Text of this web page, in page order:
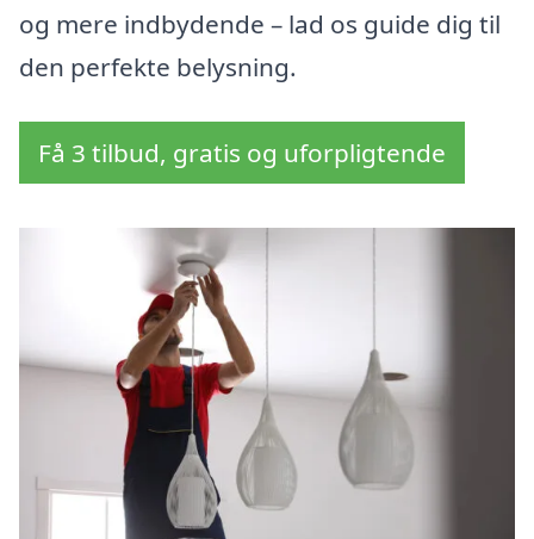
og mere indbydende – lad os guide dig til
den perfekte belysning.
Få 3 tilbud, gratis og uforpligtende